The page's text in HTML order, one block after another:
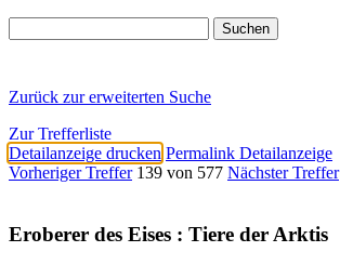
Zurück zur erweiterten Suche
Zur Trefferliste
Detailanzeige drucken Permalink Detailanzeige
Vorheriger Treffer 139 von 577 Nächster Treffer
Eroberer des Eises : Tiere der Arktis